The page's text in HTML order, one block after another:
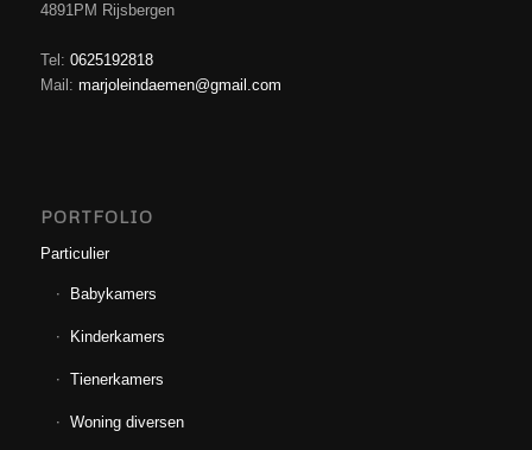
4891PM Rijsbergen
Tel: 0625192818
Mail: marjoleindaemen@gmail.com
PORTFOLIO
Particulier
Babykamers
Kinderkamers
Tienerkamers
Woning diversen